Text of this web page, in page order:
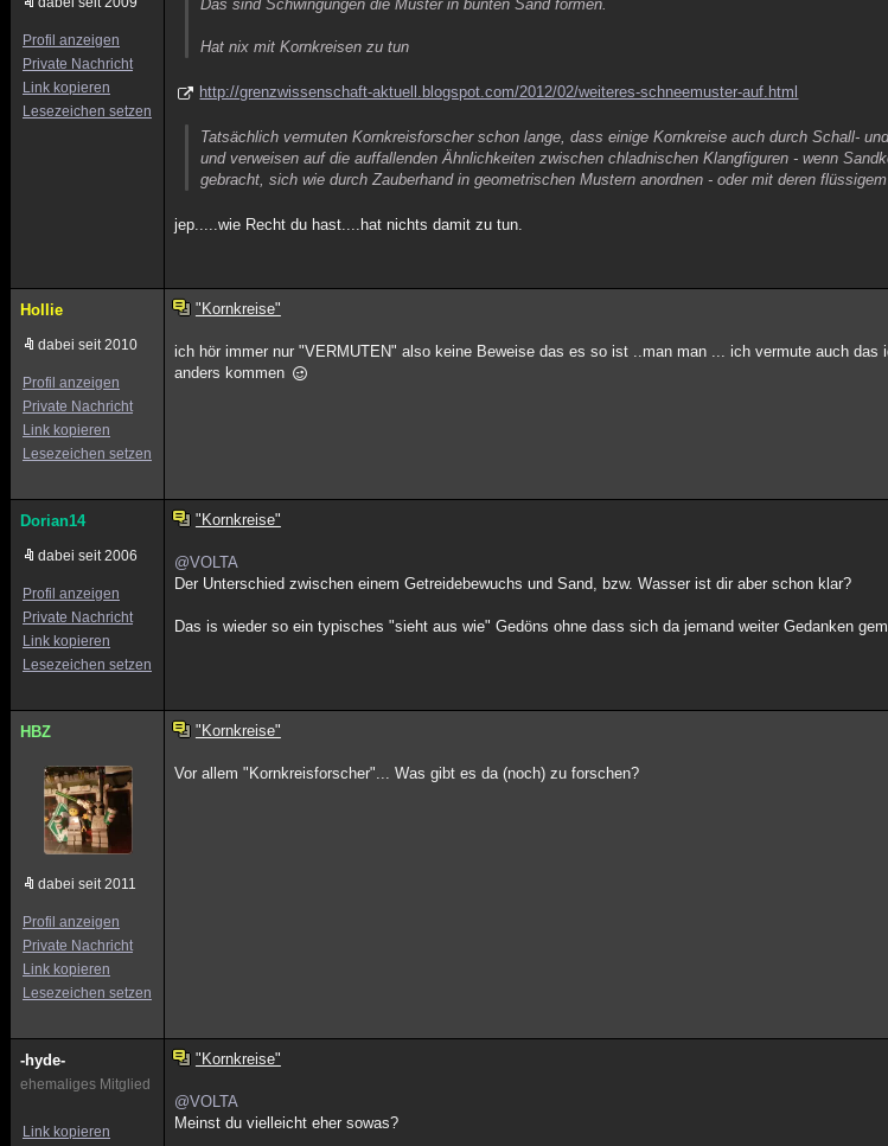
Profil anzeigen
Private Nachricht
Link kopieren
Lesezeichen setzen
Das sind Schwingungen die Muster in bunten Sand formen.
Hat nix mit Kornkreisen zu tun
http://grenzwissenschaft-aktuell.blogspot.com/2012/02/weiteres-schneemuster-auf.html
Tatsächlich vermuten Kornkreisforscher schon lange, dass einige Kornkreise auch durch Schall-
und verweisen auf die auffallenden Ähnlichkeiten zwischen chladnischen Klangfiguren - wenn
gebracht, sich wie durch Zauberhand in geometrischen Mustern anordnen - oder mit deren
jep.....wie Recht du hast....hat nichts damit zu tun.
Hollie
dabei seit 2010
Profil anzeigen
Private Nachricht
Link kopieren
Lesezeichen setzen
"Kornkreise"
ich hör immer nur "VERMUTEN" also keine Beweise das es so ist ..man man ... ich vermute auch das
anders kommen
Dorian14
dabei seit 2006
Profil anzeigen
Private Nachricht
Link kopieren
Lesezeichen setzen
"Kornkreise"
@VOLTA
Der Unterschied zwischen einem Getreidebewuchs und Sand, bzw. Wasser ist dir aber schon klar?
Das is wieder so ein typisches "sieht aus wie" Gedöns ohne dass sich da jemand weiter Gedanken
HBZ
dabei seit 2011
Profil anzeigen
Private Nachricht
Link kopieren
Lesezeichen setzen
"Kornkreise"
Vor allem "Kornkreisforscher"... Was gibt es da (noch) zu forschen?
-hyde-
ehemaliges Mitglied
Link kopieren
"Kornkreise"
@VOLTA
Meinst du vielleicht eher sowas?